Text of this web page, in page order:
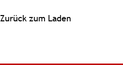
Zurück zum Laden